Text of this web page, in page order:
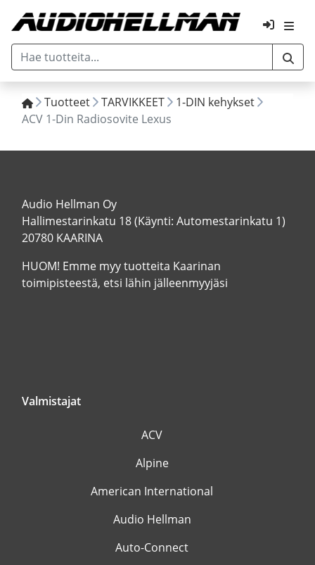
Tuotteet TARVIKKEET
1-DIN kehykset
ACV 1-Din Radiosovite Lexus
Audio Hellman Oy
Hallimestarinkatu 18 (Käynti: Automestarinkatu 1)
20780 KAARINA
HUOM! Emme myy tuotteita Kaarinan
toimipisteestä, etsi lähin jälleenmyyjäsi
Valmistajat
ACV
Alpine
American International
Audio Hellman
Auto-Connect